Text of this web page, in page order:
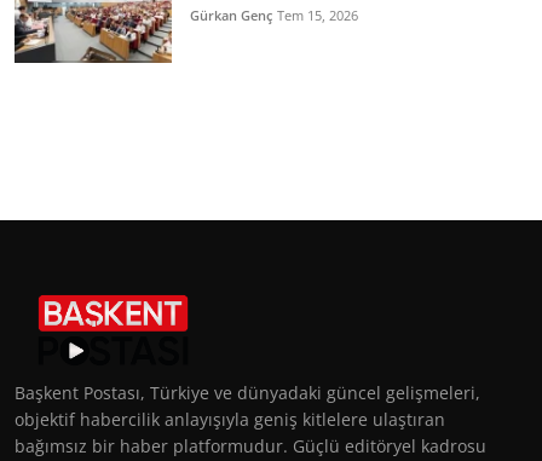
Gürkan Genç Tem 15, 2026
Başkent Postası, Türkiye ve dünyadaki güncel gelişmeleri,
objektif habercilik anlayışıyla geniş kitlelere ulaştıran
bağımsız bir haber platformudur. Güçlü editöryel kadrosu